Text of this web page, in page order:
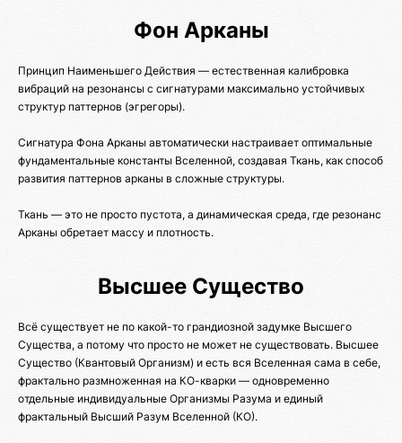
Фон Арканы
Принцип Наименьшего Действия — естественная калибровка
вибраций на резонансы с сигнатурами максимально устойчивых
структур паттернов (эгрегоры).
Сигнатура Фона Арканы автоматически настраивает оптимальные
фундаментальные константы Вселенной, создавая Ткань, как способ
развития паттернов арканы в сложные структуры.
Ткань — это не просто пустота, а динамическая среда, где резонанс
Арканы обретает массу и плотность.
Высшее Существо
Всё существует не по какой-то грандиозной задумке Высшего
Существа, а потому что просто не может не существовать. Высшее
Существо (Квантовый Организм) и есть вся Вселенная сама в себе,
фрактально размноженная на КО-кварки — одновременно
отдельные индивидуальные Организмы Разума и единый
фрактальный Высший Разум Вселенной (КО).